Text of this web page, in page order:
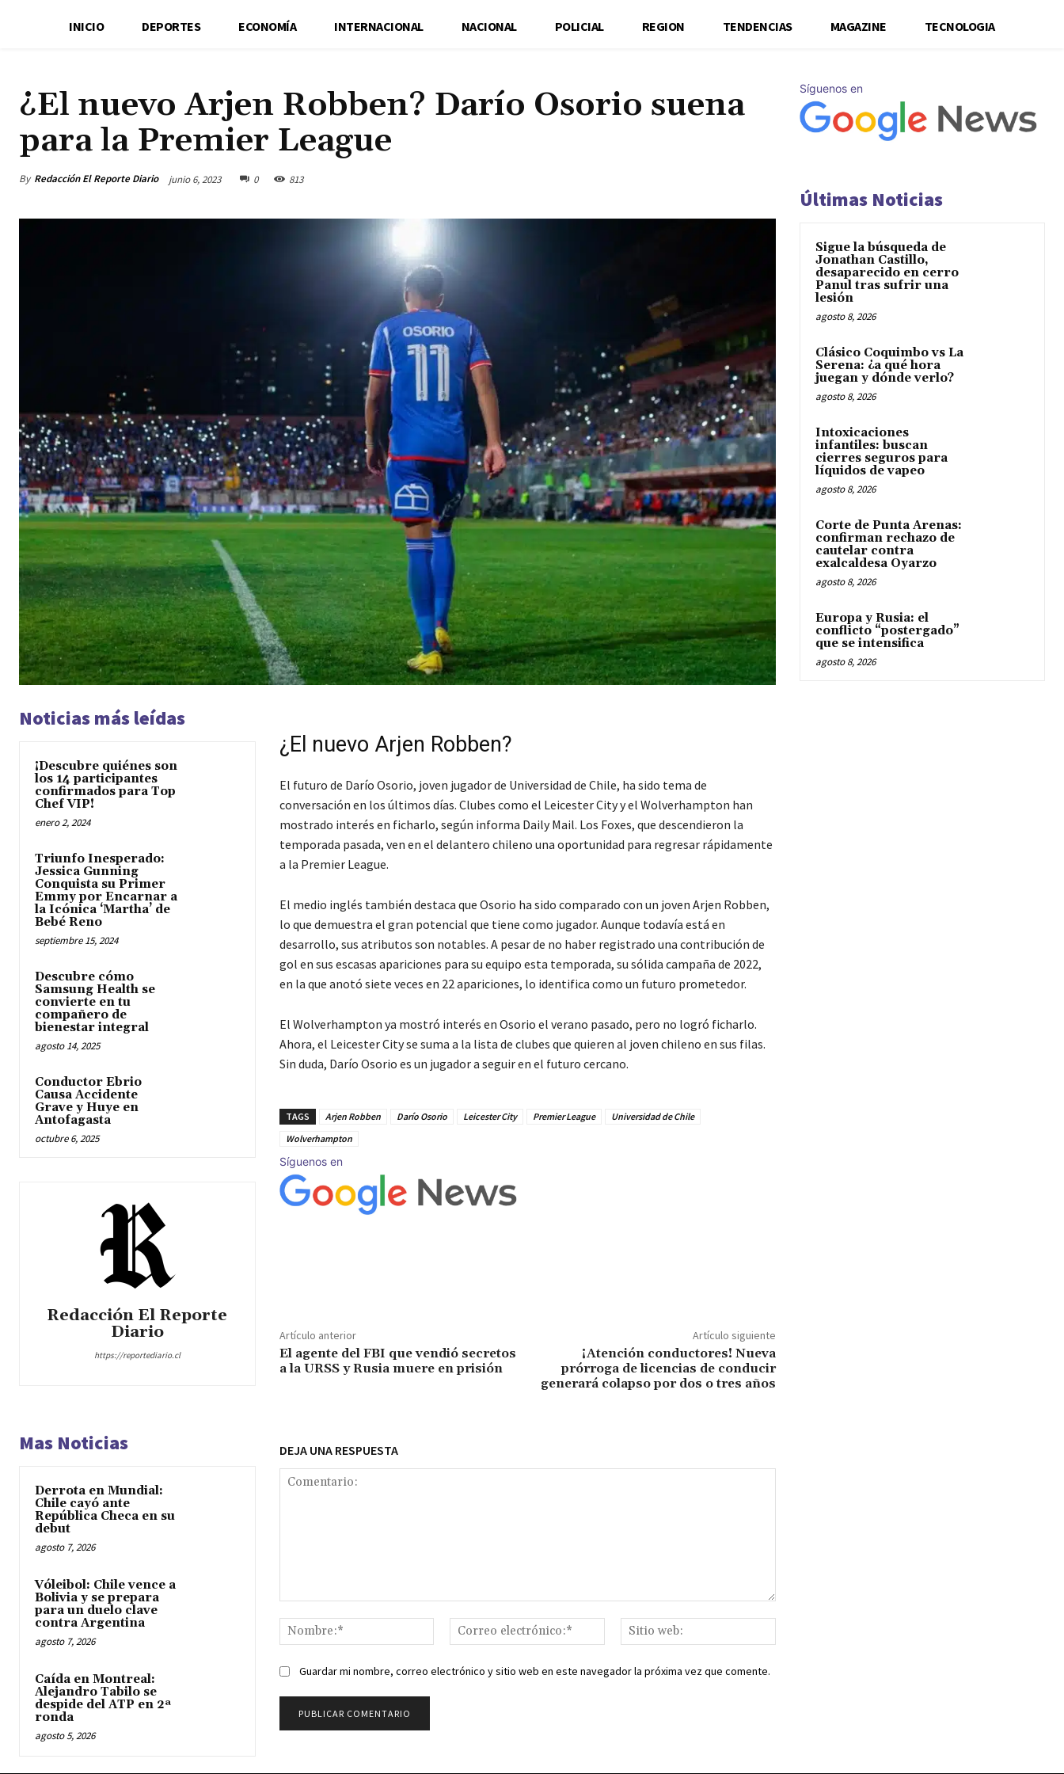
INICIO DEPORTES ECONOMÍA INTERNACIONAL NACIONAL POLICIAL REGION TENDENCIAS MAGAZINE TECNOLOGIA
¿El nuevo Arjen Robben? Darío Osorio suena
para la Premier League
By Redacción El Reporte Diario junio 6, 2023 0 813
Noticias más leídas
¡Descubre quiénes son
los 14 participantes
confirmados para Top
Chef VIP!
enero 2, 2024
Triunfo Inesperado:
Jessica Gunning
Conquista su Primer
Emmy por Encarnar a
la Icónica ‘Martha’ de
Bebé Reno
septiembre 15, 2024
Descubre cómo
Samsung Health se
convierte en tu
compañero de
bienestar integral
agosto 14, 2025
Conductor Ebrio
Causa Accidente
Grave y Huye en
Antofagasta
octubre 6, 2025
Redacción El Reporte
Diario
https://reportediario.cl
¿El nuevo Arjen Robben?
El futuro de Darío Osorio, joven jugador de Universidad de Chile, ha sido tema de
conversación en los últimos días. Clubes como el Leicester City y el Wolverhampton han
mostrado interés en ficharlo, según informa Daily Mail. Los Foxes, que descendieron la
temporada pasada, ven en el delantero chileno una oportunidad para regresar rápidamente
a la Premier League.
El medio inglés también destaca que Osorio ha sido comparado con un joven Arjen Robben,
lo que demuestra el gran potencial que tiene como jugador. Aunque todavía está en
desarrollo, sus atributos son notables. A pesar de no haber registrado una contribución de
gol en sus escasas apariciones para su equipo esta temporada, su sólida campaña de 2022,
en la que anotó siete veces en 22 apariciones, lo identifica como un futuro prometedor.
El Wolverhampton ya mostró interés en Osorio el verano pasado, pero no logró ficharlo.
Ahora, el Leicester City se suma a la lista de clubes que quieren al joven chileno en sus filas.
Sin duda, Darío Osorio es un jugador a seguir en el futuro cercano.
TAGS Arjen Robben Darío Osorio Leicester City Premier League
Universidad de Chile
Wolverhampton
Síguenos en
Artículo anterior
El agente del FBI que vendió secretos
a la URSS y Rusia muere en prisión
Artículo siguiente
¡Atención conductores! Nueva
prórroga de licencias de conducir
generará colapso por dos o tres años
Mas Noticias
Derrota en Mundial:
Chile cayó ante
República Checa en su
debut
agosto 7, 2026
Vóleibol: Chile vence a
Bolivia y se prepara
para un duelo clave
contra Argentina
agosto 7, 2026
Caída en Montreal:
Alejandro Tabilo se
despide del ATP en 2ª
ronda
agosto 5, 2026
DEJA UNA RESPUESTA
Nombre:*
Correo
electrónico:*
web:
Guardar mi nombre, correo electrónico y sitio web en este navegador la próxima vez que comente.
Síguenos en
Últimas Noticias
Sigue la búsqueda de
Jonathan Castillo,
desaparecido en cerro
Panul tras sufrir una
lesión
agosto 8, 2026
Clásico Coquimbo vs La
Serena: ¿a qué hora
juegan y dónde verlo?
agosto 8, 2026
Intoxicaciones
infantiles: buscan
cierres seguros para
líquidos de vapeo
agosto 8, 2026
Corte de Punta Arenas:
confirman rechazo de
cautelar contra
exalcaldesa Oyarzo
agosto 8, 2026
Europa y Rusia: el
conflicto “postergado”
que se intensifica
agosto 8, 2026